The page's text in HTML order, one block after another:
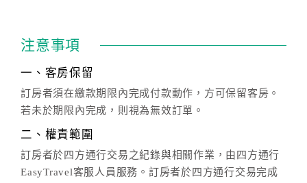
注意事項
一、客房保留
訂房者須在繳款期限內完成付款動作，方可保留客房。
若未於期限內完成，則視為無效訂單。
二、權責範圍
訂房者於四方通行交易之紀錄與相關作業，由四方通行
EasyTravel客服人員服務。訂房者於四方通行交易完成